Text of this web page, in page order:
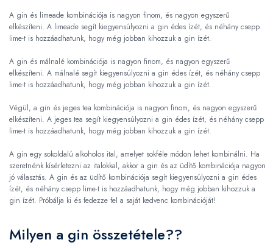
A gin és limeade kombinációja is nagyon finom, és nagyon egyszerű
elkészíteni. A limeade segít kiegyensúlyozni a gin édes ízét, és néhány csepp
lime-t is hozzáadhatunk, hogy még jobban kihozzuk a gin ízét.
A gin és málnalé kombinációja is nagyon finom, és nagyon egyszerű
elkészíteni. A málnalé segít kiegyensúlyozni a gin édes ízét, és néhány csepp
lime-t is hozzáadhatunk, hogy még jobban kihozzuk a gin ízét.
Végül, a gin és jeges tea kombinációja is nagyon finom, és nagyon egyszerű
elkészíteni. A jeges tea segít kiegyensúlyozni a gin édes ízét, és néhány csepp
lime-t is hozzáadhatunk, hogy még jobban kihozzuk a gin ízét.
A gin egy sokoldalú alkoholos ital, amelyet sokféle módon lehet kombinálni. Ha
szeretnénk kísérletezni az italokkal, akkor a gin és az üdítő kombinációja nagyon
jó választás. A gin és az üdítő kombinációja segít kiegyensúlyozni a gin édes
ízét, és néhány csepp lime-t is hozzáadhatunk, hogy még jobban kihozzuk a
gin ízét. Próbálja ki és fedezze fel a saját kedvenc kombinációját!
Milyen a gin összetétele??